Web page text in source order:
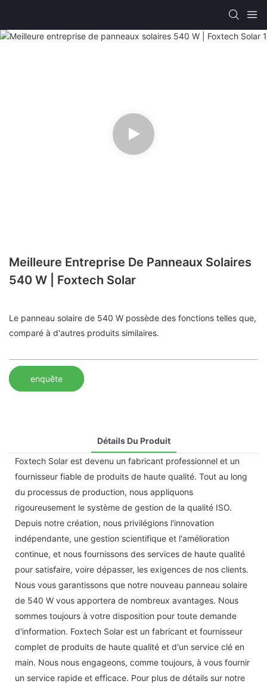
Meilleure Entreprise De Panneaux Solaires
540 W | Foxtech Solar
Le panneau solaire de 540 W possède des fonctions telles que,
comparé à d'autres produits similaires.
enquête
Détails Du Produit
Foxtech Solar est devenu un fabricant professionnel et un
fournisseur fiable de produits de haute qualité. Tout au long
du processus de production, nous appliquons
rigoureusement le système de gestion de la qualité ISO.
Depuis notre création, nous privilégions l'innovation
indépendante, une gestion scientifique et l'amélioration
continue, et nous fournissons des services de haute qualité
pour satisfaire, voire dépasser, les exigences de nos clients.
Nous vous garantissons que notre nouveau panneau solaire
de 540 W vous apportera de nombreux avantages. Nous
sommes toujours à votre disposition pour toute demande
d'information. Foxtech Solar est un fabricant et fournisseur
complet de produits de haute qualité et d'un service clé en
main. Nous nous engageons, comme toujours, à vous fournir
un service rapide et efficace. Pour plus de détails sur notre